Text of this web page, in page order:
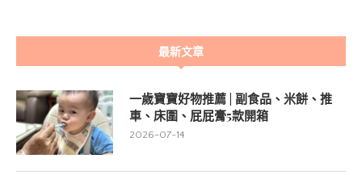
最新文章
一歲寶寶好物推薦 | 副食品、米餅、推
車、床圍、屁屁膏5款開箱
2026-07-14